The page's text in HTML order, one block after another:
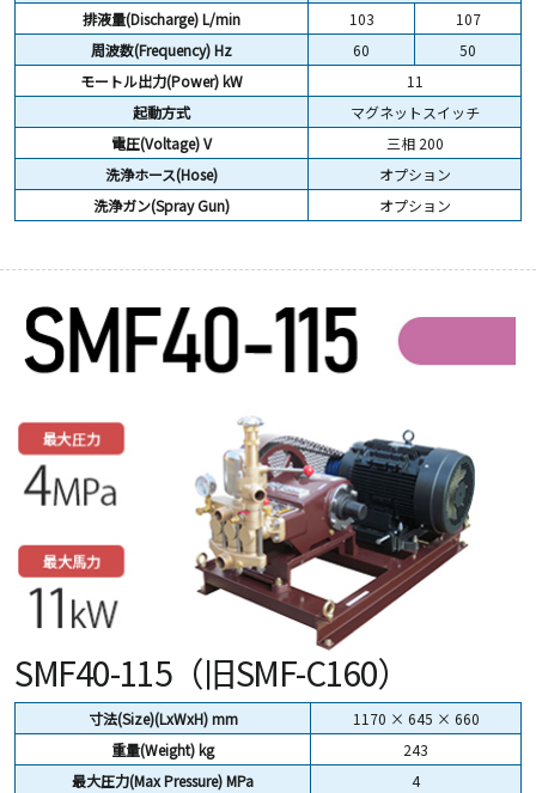
排液量(Discharge) L/min
103
107
周波数(Frequency) Hz
60
50
モートル出力(Power) kW
11
起動方式
マグネットスイッチ
電圧(Voltage) V
三相 200
洗浄ホース(Hose)
オプション
洗浄ガン(Spray Gun)
オプション
SMF40-115（旧SMF-C160）
寸法(Size)(LxWxH) mm
1170 × 645 × 660
重量(Weight)kg
243
最大圧力(Max Pressure) MPa
4